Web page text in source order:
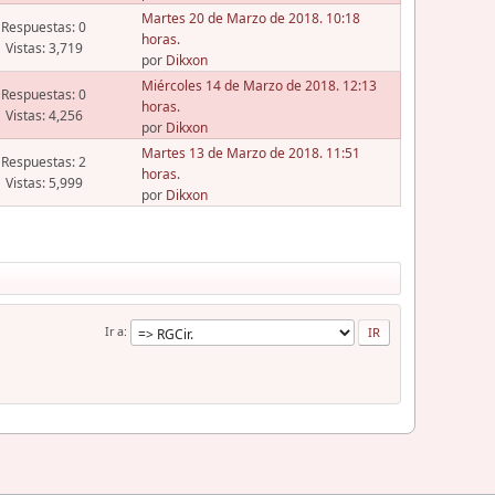
Respuestas: 0
Vistas: 3,719
Martes 20 de Marzo de 2018. 10:18
horas.
por Dikxon
Respuestas: 0
Vistas: 4,256
Miércoles 14 de Marzo de 2018. 12:13
horas.
por Dikxon
Respuestas: 2
Vistas: 5,999
Martes 13 de Marzo de 2018. 11:51
horas.
por Dikxon
Ir a